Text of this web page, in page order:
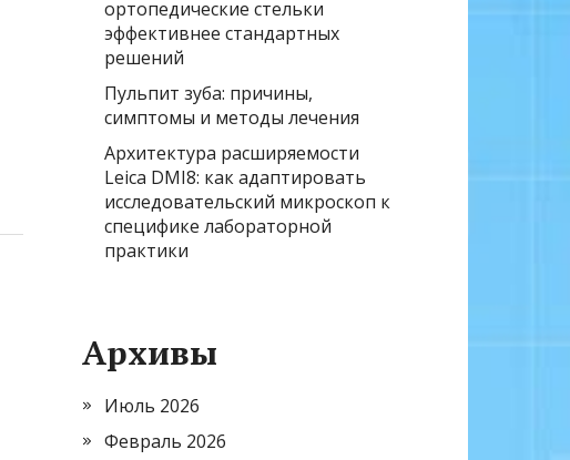
ортопедические стельки
эффективнее стандартных
решений
Пульпит зуба: причины,
симптомы и методы лечения
Архитектура расширяемости
Leica DMI8: как адаптировать
исследовательский микроскоп к
специфике лабораторной
практики
Архивы
Июль 2026
Февраль 2026